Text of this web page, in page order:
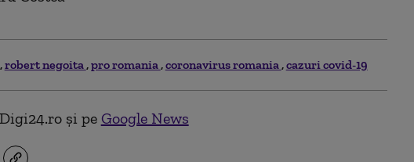
robert negoita pro romania coronavirus romania cazuri covid-19
și pe Google News